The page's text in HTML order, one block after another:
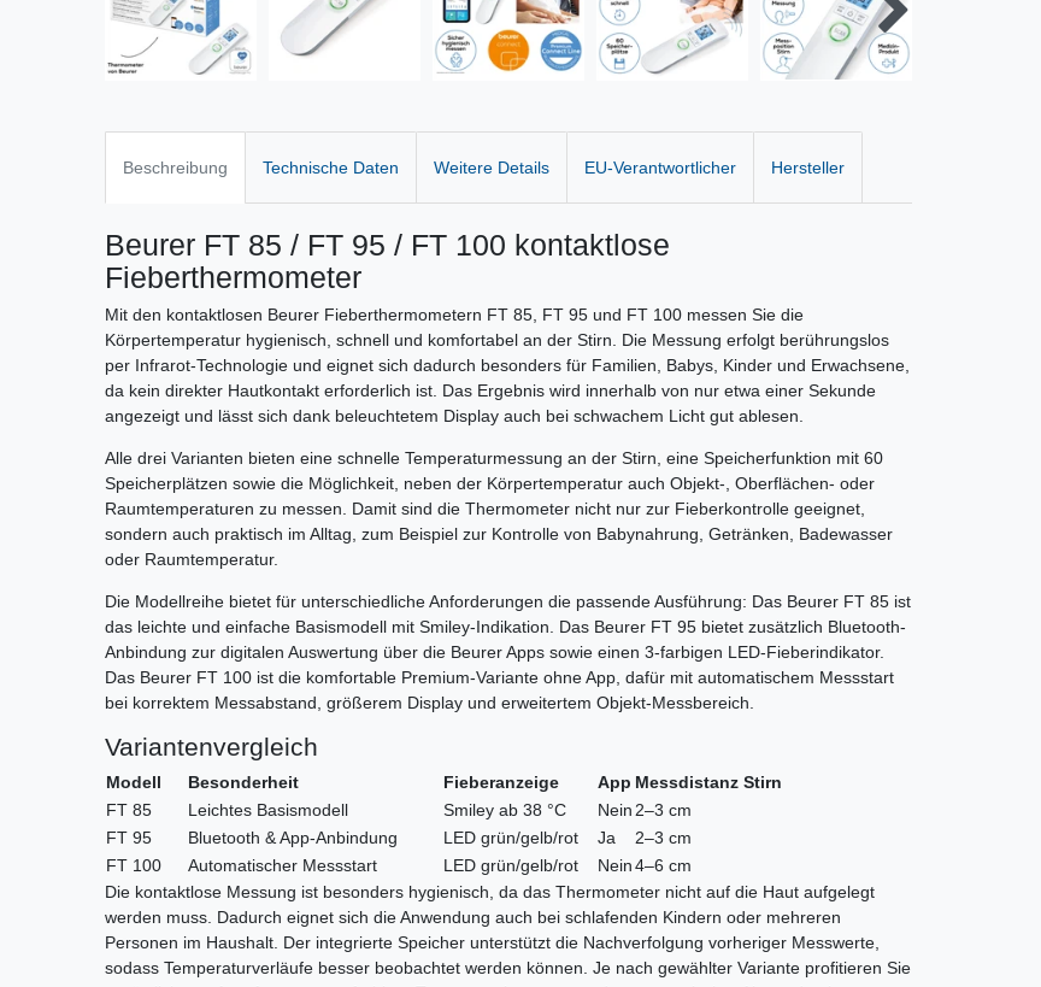
Beschreibung Technische Daten Weitere Details EU-Verantwortlicher Hersteller
Beurer FT 85 / FT 95 / FT 100 kontaktlose
Fieberthermometer
Mit den kontaktlosen Beurer Fieberthermometern FT 85, FT 95 und FT 100 messen Sie die
Körpertemperatur hygienisch, schnell und komfortabel an der Stirn. Die Messung erfolgt berührungslos
per Infrarot-Technologie und eignet sich dadurch besonders für Familien, Babys, Kinder und Erwachsene,
da kein direkter Hautkontakt erforderlich ist. Das Ergebnis wird innerhalb von nur etwa einer Sekunde
angezeigt und lässt sich dank beleuchtetem Display auch bei schwachem Licht gut ablesen.
Alle drei Varianten bieten eine schnelle Temperaturmessung an der Stirn, eine Speicherfunktion mit 60
Speicherplätzen sowie die Möglichkeit, neben der Körpertemperatur auch Objekt-, Oberflächen- oder
Raumtemperaturen zu messen. Damit sind die Thermometer nicht nur zur Fieberkontrolle geeignet,
sondern auch praktisch im Alltag, zum Beispiel zur Kontrolle von Babynahrung, Getränken, Badewasser
oder Raumtemperatur.
Die Modellreihe bietet für unterschiedliche Anforderungen die passende Ausführung: Das Beurer FT 85 ist
das leichte und einfache Basismodell mit Smiley-Indikation. Das Beurer FT 95 bietet zusätzlich Bluetooth-
Anbindung zur digitalen Auswertung über die Beurer Apps sowie einen 3-farbigen LED-Fieberindikator.
Das Beurer FT 100 ist die komfortable Premium-Variante ohne App, dafür mit automatischem Messstart
bei korrektem Messabstand, größerem Display und erweitertem Objekt-Messbereich.
Variantenvergleich
Modell Besonderheit Fieberanzeige App Messdistanz Stirn
FT 85
Leichtes Basismodell Smiley ab 38 °C Nein 2–3 cm
FT 95
Bluetooth & App-Anbindung LED grün/gelb/rot Ja
2–3 cm
FT 100
Automatischer Messstart LED grün/gelb/rot Nein4–6 cm
Die kontaktlose Messung ist besonders hygienisch, da das Thermometer nicht auf die Haut aufgelegt
werden muss. Dadurch eignet sich die Anwendung auch bei schlafenden Kindern oder mehreren
Personen im Haushalt. Der integrierte Speicher unterstützt die Nachverfolgung vorheriger Messwerte,
sodass Temperaturverläufe besser beobachtet werden können. Je nach gewählter Variante profitieren Sie